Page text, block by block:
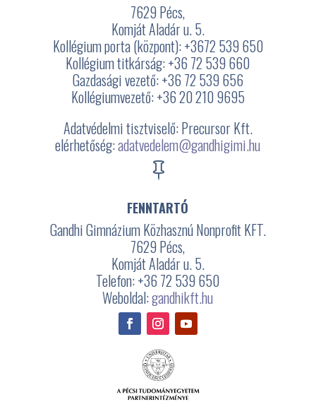
7629 Pécs,
Komját Aladár u. 5.
Kollégium porta (központ): +3672 539 650
Kollégium titkárság: +36 72 539 660
Gazdasági vezető: +36 72 539 656
Kollégiumvezető: +36 20 210 9695
Adatvédelmi tisztviselő: Precursor Kft.
elérhetőség:adatvedelem@gandhigimi.hu

FENNTARTÓ
Gandhi Gimnázium Közhasznú Nonprofit KFT.
7629 Pécs,
Komját Aladár u. 5.
Telefon: +36 72 539 650
Weboldal:gandhikft.hu